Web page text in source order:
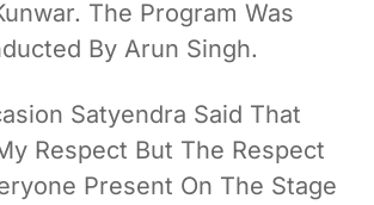
The Program Was
By Arun Singh.
Satyendra Said That
Respect But The Respect
Present On The Stage